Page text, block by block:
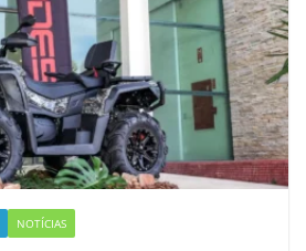
NOTÍCIAS